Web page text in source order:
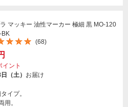
マッキー 油性マーカー 極細 黒 MO-120
BK
(68)
イント
（土） お届け
イプ。
用。